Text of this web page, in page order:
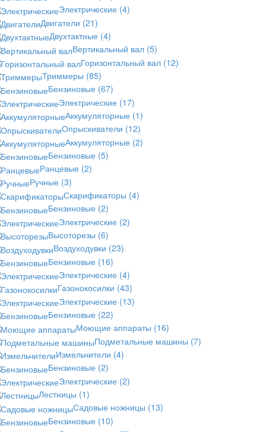
Электрические (4)
Двигатели (21)
Двухтактные (4)
Вертикальный вал (5)
Горизонтальный вал (12)
Триммеры (85)
Бензиновые (67)
Электрические (17)
Аккумуляторные (1)
Опрыскиватели (12)
Аккумуляторные (2)
Бензиновые (5)
Ранцевые (2)
Ручные (3)
Скарификаторы (4)
Бензиновые (2)
Электрические (2)
Высоторезы (6)
Воздуходувки (23)
Бензиновые (16)
Электрические (4)
Газонокосилки (43)
Электрические (13)
Бензиновые (22)
Моющие аппараты (16)
Подметальные машины (7)
Измельчители (4)
Бензиновые (2)
Электрические (2)
Лестницы (1)
Садовые ножницы (13)
Бензиновые (10)